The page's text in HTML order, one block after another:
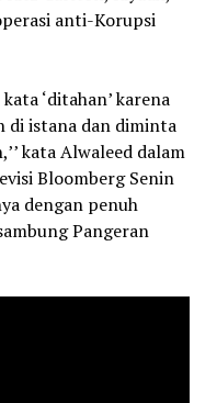
anti-Korupsi
‘ditahan’ karena
di istana dan diminta
kata Alwaleed dalam
Bloomberg Senin
dengan penuh
Pangeran